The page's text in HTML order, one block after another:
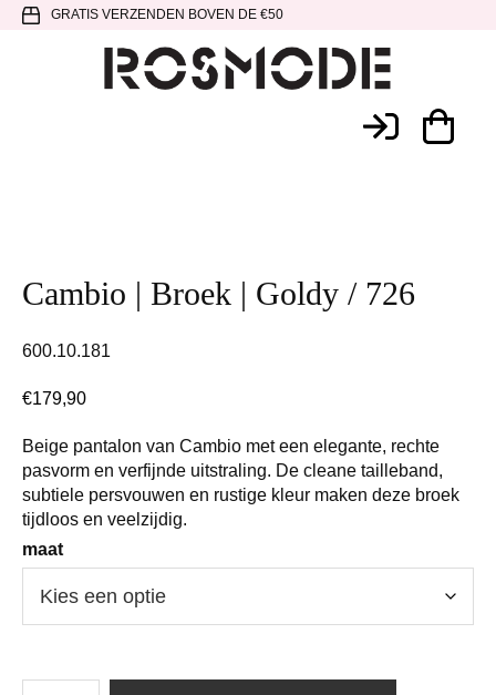
Spring
hoofdnavigatie
Door
SpringGRATIS VERZENDEN BOVEN DE €50
Cambio | Broek | Goldy / 726
600.10.181
€179,90
Beige pantalon van Cambio met een elegante, rechte
pasvorm en verfijnde uitstraling. De cleane tailleband,
subtiele persvouwen en rustige kleur maken deze broek
tijdloos en veelzijdig.
maat